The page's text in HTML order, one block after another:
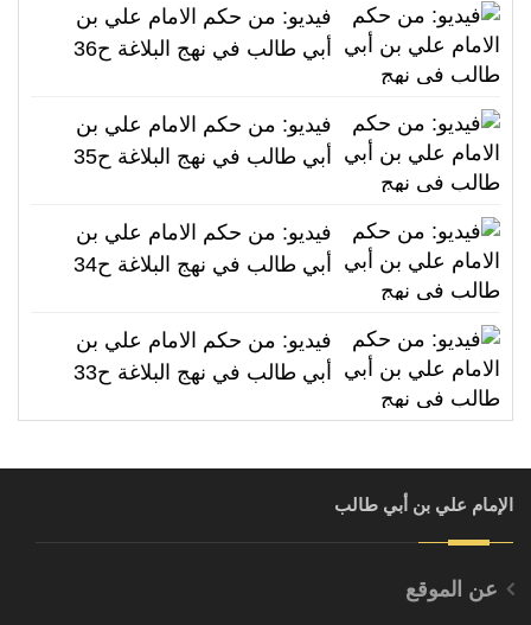
فيديو: من حكم الامام علي بن
أبي طالب في نهج البلاغة ح36
فيديو: من حكم الامام علي بن
أبي طالب في نهج البلاغة ح35
فيديو: من حكم الامام علي بن
أبي طالب في نهج البلاغة ح34
فيديو: من حكم الامام علي بن
أبي طالب في نهج البلاغة ح33
الإمام علي بن أبي طالب
عن الموقع